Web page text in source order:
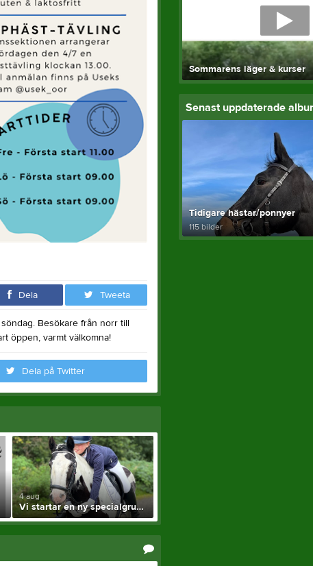
Dela Tweeta
Besökare från norr till
öppen, varmt välkomna!
Dela på Twitter
4 aug
Vi startar en ny specialgrupp
Sommarens läger & kurser
Senast uppdaterade
Tidigare hästar/ponnyer
115 bilder